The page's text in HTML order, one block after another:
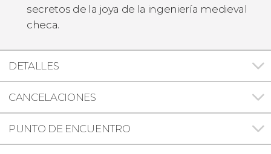
secretos de la joya de la ingeniería medieval
checa.
DETALLES
CANCELACIONES
PUNTO DE ENCUENTRO